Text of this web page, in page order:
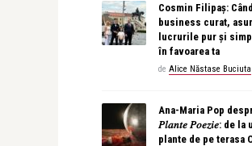
Cosmin Filipaș:
business curat,
lucrurile pur și
în favoarea ta
de Alice Năstase Buciuta
Ana-Maria Pop
𝑃𝑙𝑎𝑛𝑡𝑒 𝑃𝑜𝑒𝑧𝑖𝑒: de la
plante de pe terasa